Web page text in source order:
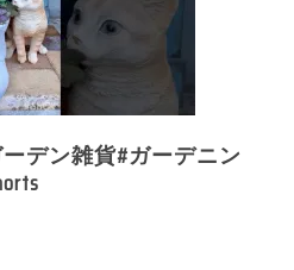
デン雑貨#ガーデニン